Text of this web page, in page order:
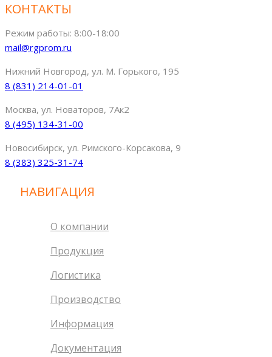
КОНТАКТЫ
Режим работы: 8:00-18:00
mail@rgprom.ru
Нижний Новгород, ул. М. Горького, 195
8 (831) 214-01-01
Москва, ул. Новаторов, 7Ак2
8 (495) 134-31-00
Новосибирск, ул. Римского-Корсакова, 9
8 (383) 325-31-74
НАВИГАЦИЯ
О компании
Продукция
Логистика
Производство
Информация
Документация